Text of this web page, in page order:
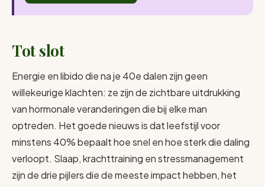
Tot slot
Energie en libido die na je 40e dalen zijn geen
willekeurige klachten: ze zijn de zichtbare uitdrukking
van hormonale veranderingen die bij elke man
optreden. Het goede nieuws is dat leefstijl voor
minstens 40% bepaalt hoe snel en hoe sterk die daling
verloopt. Slaap, krachttraining en stressmanagement
zijn de drie pijlers die de meeste impact hebben, het